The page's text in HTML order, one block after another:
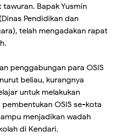
Bapak Yusmin
Pendidikan dan
telah mengadakan rapat
penggabungan para OSIS
beliau, kurangnya
untuk melakukan
OSIS se-kota
menjadikan wadah
di Kendari.